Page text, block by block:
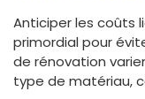
Anticiper les coûts
primordial pour
de rénovation
type de matériau,